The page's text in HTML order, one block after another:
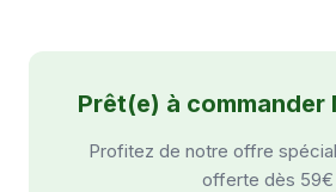
Prêt(e) à commander
Profitez de notre offre
offerte dès 59€